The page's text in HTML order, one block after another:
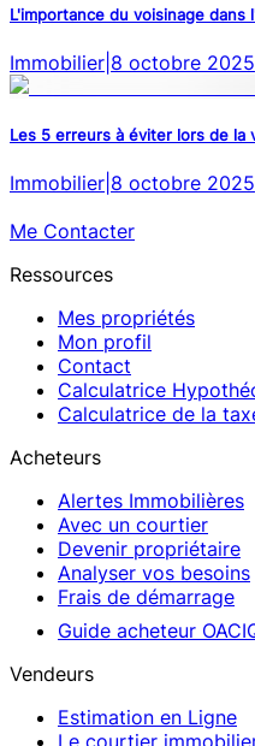
L'importance du voisinage dans
Immobilier 8 octobre 2025
Les 5 erreurs à éviter lors de la
Immobilier 8 octobre 2025
Me Contacter
Ressources
Mes propriétés
Mon profil
Contact
Calculatrice
Calculatrice de la
Acheteurs
Alertes Immobilières
Avec un courtier
Devenir propriétaire
Analyser vos besoins
Frais de démarrage
Guide acheteur
Vendeurs
Estimation en Ligne